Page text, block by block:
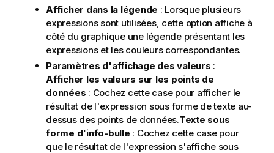
Afficher dans la légende : Lorsque plusieurs
expressions sont utilisées, cette option affiche à
côté du graphique une légende présentant les
expressions et les couleurs correspondantes.
Paramètres d'affichage des valeurs :
Afficher les valeurs sur les points de
données : Cochez cette case pour afficher le
résultat de l'expression sous forme de texte au-
dessus des points de données.Texte sous
forme d'info-bulle : Cochez cette case pour
que le résultat de l'expression s'affiche sous